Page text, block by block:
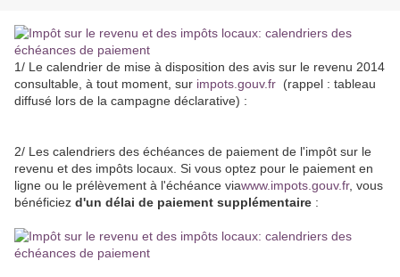
1/ Le calendrier de mise à disposition des avis sur le revenu 2014
consultable, à tout moment, sur impots.gouv.fr (rappel : tableau
diffusé lors de la campagne déclarative) :
2/ Les calendriers des échéances de paiement de l'impôt sur le
revenu et des impôts locaux. Si vous optez pour le paiement en
ligne ou le prélèvement à l'échéance viawww.impots.gouv.fr, vous
bénéficiez d'un délai de paiement supplémentaire :